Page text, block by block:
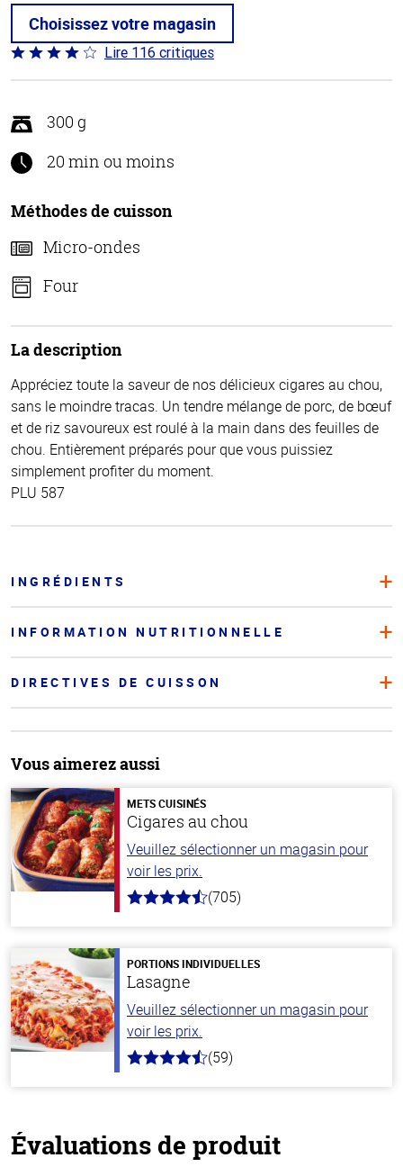
Choisissez votre magasin
Coté
4.2 sur
Lire 116 critiques
300 g
20 min ou moins
Méthodes de cuisson
Micro-ondes
Four
La description
Appréciez toute la saveur de nos délicieux cigares au chou,
sans le moindre tracas. Un tendre mélange de porc, de bœuf
et de riz savoureux est roulé à la main dans des feuilles de
chou. Entièrement préparés pour que vous puissiez
simplement profiter du moment.
PLU 587
INGRÉDIENTS
INFORMATION NUTRITIONNELLE
DIRECTIVES DE CUISSON
Vous aimerez aussi
METS CUISINÉS
Cigares au chou
Veuillez sélectionner un magasin pour
voir les prix.
4.6
stars
(705)
PORTIONS INDIVIDUELLES
Lasagne
Veuillez sélectionner un magasin pour
voir les prix.
4.3
(59)
Évaluations de produit